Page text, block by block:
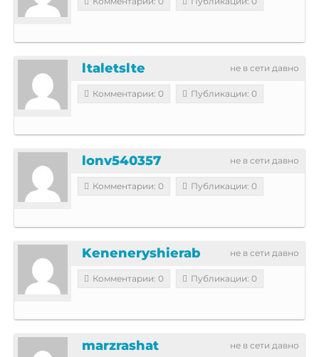
не в сети давно
ltaletslte
Комментарии: 0 Публикации: 0
не в сети давно
lonv540357
Комментарии: 0 Публикации: 0
не в сети давно
Keneneryshierab
Комментарии: 0 Публикации: 0
не в сети давно
marzrashat